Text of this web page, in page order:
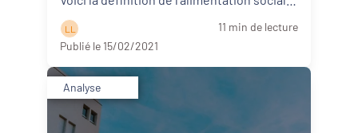
L L
11 min de lecture
Publié le 15/02/2021
Analyse